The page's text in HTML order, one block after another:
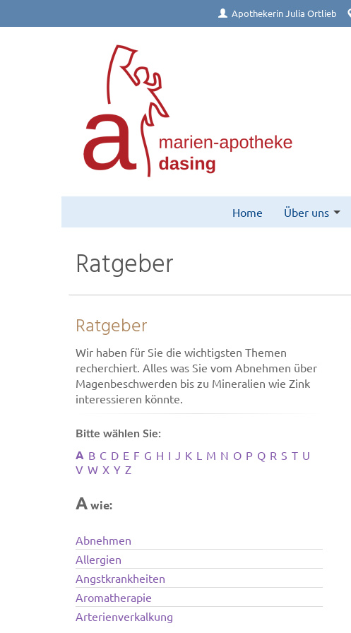
Apothekerin Julia Ortlieb
Home Über uns
Ratgeber
Ratgeber
Wir haben für Sie die wichtigsten Themen
recherchiert. Alles was Sie vom Abnehmen über
Magenbeschwerden bis zu Mineralien wie Zink
interessieren könnte.
Bitte wählen Sie:
A B C D E F G H I J K L M N O P Q R S T U
V W X Y Z
Awie:
Abnehmen
Allergien
Angstkrankheiten
Aromatherapie
Arterienverkalkung